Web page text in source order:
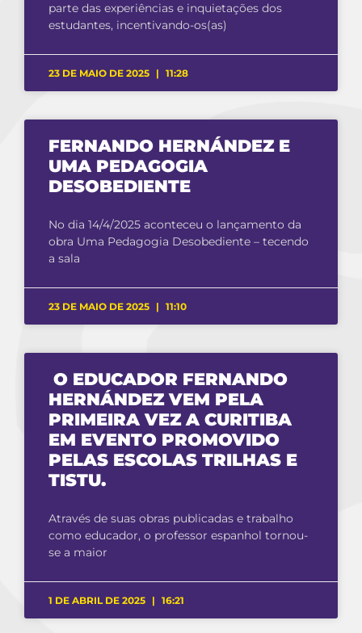
parte das experiências e inquietações dos
estudantes, incentivando-os(as)
23 DE MAIO DE 2025 11:28
FERNANDO HERNÁNDEZ E
UMA PEDAGOGIA
DESOBEDIENTE
No dia 14/4/2025 aconteceu o lançamento da
obra Uma Pedagogia Desobediente – tecendo
a sala
23 DE MAIO DE 2025 11:10
O EDUCADOR FERNANDO
HERNÁNDEZ VEM PELA
PRIMEIRA VEZ A CURITIBA
EM EVENTO PROMOVIDO
PELAS ESCOLAS TRILHAS E
TISTU.
Através de suas obras publicadas e trabalho
como educador, o professor espanhol tornou-
se a maior
1 DE ABRIL DE 2025 16:21